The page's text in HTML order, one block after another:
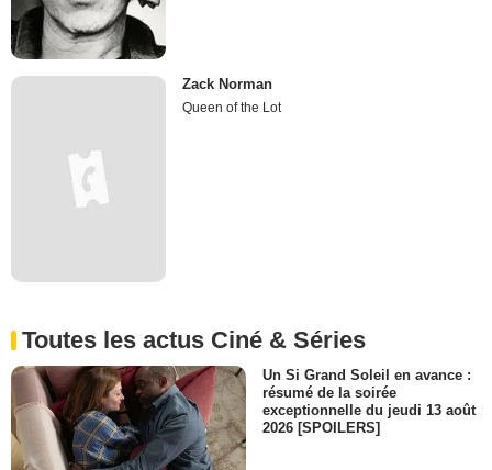
Zack Norman
Queen of the Lot
Toutes les actus Ciné & Séries
Un Si Grand Soleil en avance :
résumé de la soirée
exceptionnelle du jeudi 13 août
2026 [SPOILERS]